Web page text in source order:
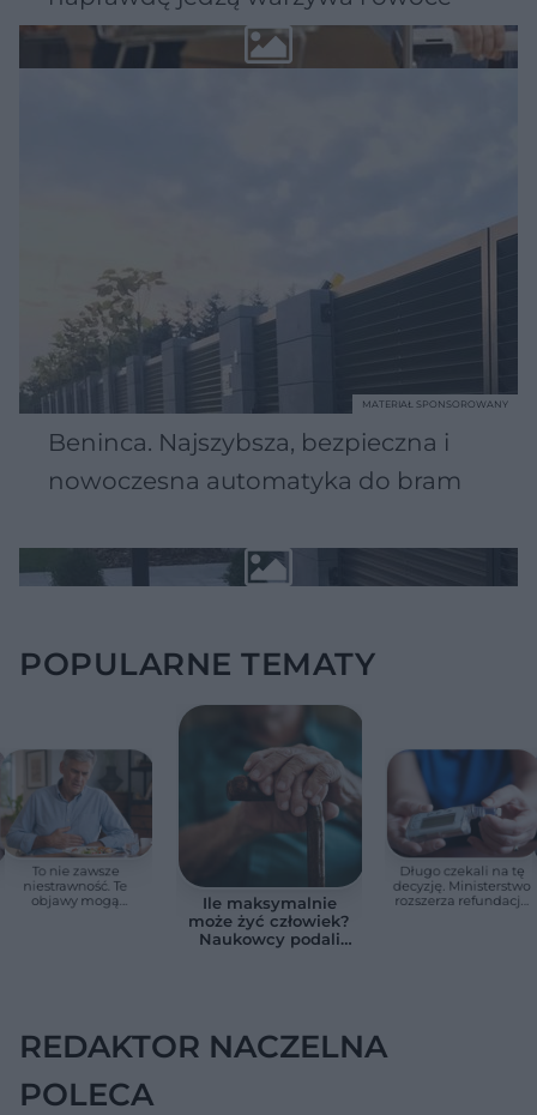
Beninca. Najszybsza, bezpieczna i
nowoczesna automatyka do bram
MATERIAŁ SPONSOROWANY
POPULARNE TEMATY
To nie zawsze
niestrawność. Te
objawy mogą
Ile maksymalnie
może żyć człowiek?
Naukowcy podali
Długo czekali na tę
decyzję. Ministerstwo
rozszerza refundację
REDAKTOR NACZELNA
POLECA